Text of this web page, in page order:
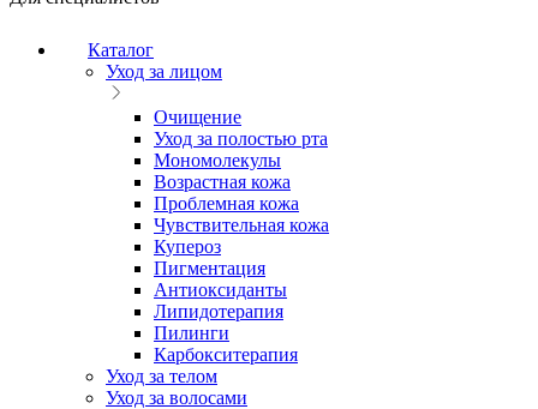
Каталог
Уход за лицом
Очищение
Уход за полостью рта
Мономолекулы
Возрастная кожа
Проблемная кожа
Чувствительная кожа
Купероз
Пигментация
Антиоксиданты
Липидотерапия
Пилинги
Карбокситерапия
Уход за телом
Уход за волосами